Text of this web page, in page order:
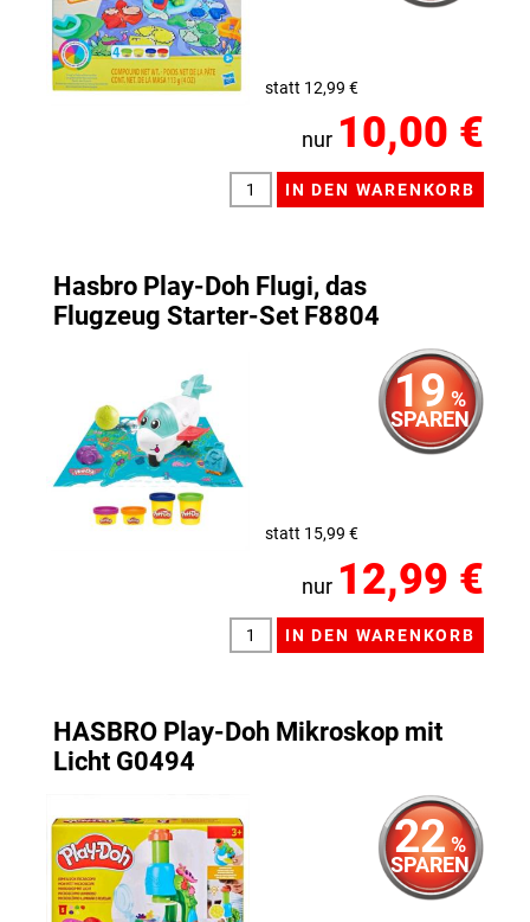
statt 12,99 €
nur 10,00 €
Hasbro Play-Doh Flugi, das
Flugzeug Starter-Set F8804
19 %
SPAREN
statt 15,99 €
nur 12,99 €
HASBRO Play-Doh Mikroskop mit
Licht G0494
22 %
SPAREN